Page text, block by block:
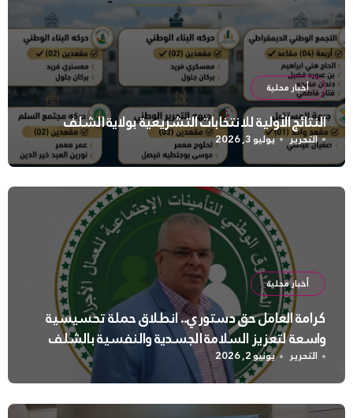
أخبار محلية
النتائج الأولية للانتخابات التشريعية بولاية الشلف
التحرير يوليو 3, 2026
أخبار محلية
كرامة العامل حق دستوري.. انطلاق حملة تحسيسية
واسعة لتعزيز السلامة الجسدية والنفسية بالشلف
التحرير يونيو 2, 2026